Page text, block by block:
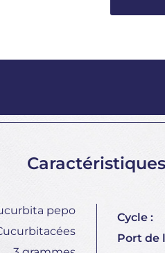
Caractéristiques
pepo
Cycle :
Port de